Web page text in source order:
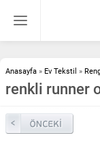
Anasayfa » Ev Tekstil »
renkli runner